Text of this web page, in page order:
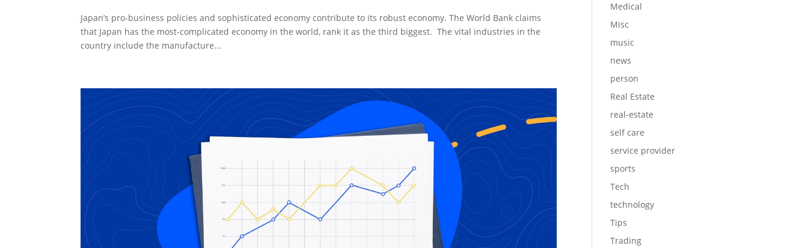
Japan’s pro-business policies and sophisticated economy contribute to its robust economy. The World Bank claims
that Japan has the most-complicated economy in the world, rank it as the third biggest. The vital industries in the
country include the manufacture...
Medical
Misc
music
news
person
Real Estate
real-estate
self care
service provider
sports
Tech
technology
Tips
Trading